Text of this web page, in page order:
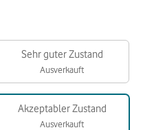
Sehr guter Zustand
Ausverkauft
Akzeptabler Zustand
Ausverkauft